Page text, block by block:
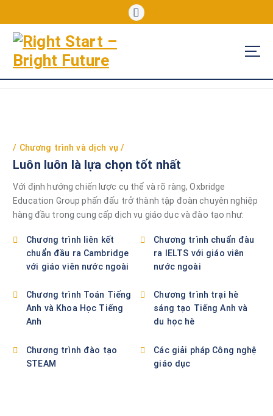
Chương trình và dịch vụ
Luôn luôn là lựa chọn tốt nhất
Với định hướng chiến lược cụ thể và rõ ràng, Oxbridge
Education Group phấn đấu trở thành tập đoàn chuyên nghiệp
hàng đầu trong cung cấp dịch vụ giáo dục và đào tạo như:
Chương trình liên kết
chuẩn đầu ra Cambridge
với giáo viên nước ngoài
Chương trình chuẩn đàu
ra IELTS với giáo viên
nước ngoài
Chương trình Toán Tiếng
Anh và Khoa Học Tiếng
Anh
Chương trình trại hè
sáng tạo Tiếng Anh và
du học hè
Chương trình đào tạo
STEAM
Các giải pháp Công nghệ
giáo dục